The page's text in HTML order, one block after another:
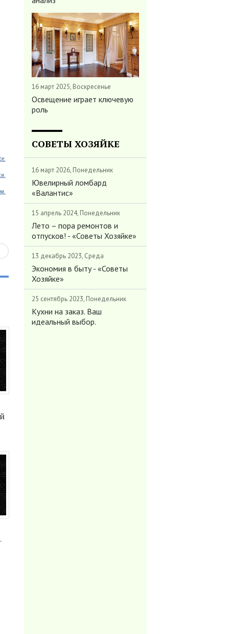
16 март 2025, Воскресенье
Освещение играет ключевую
роль
СОВЕТЫ ХОЗЯЙКЕ
16 март 2026, Понедельник
Ювелирный ломбард
«Валантис»
15 апрель 2024, Понедельник
Лето – пора ремонтов и
отпусков! - «Советы Хозяйке»
13 декабрь 2023, Среда
Экономия в быту - «Советы
Хозяйке»
25 сентябрь 2023, Понедельник
Кухни на заказ. Ваш
идеальный выбор.